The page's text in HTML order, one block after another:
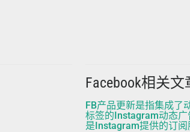
Facebook相关
FB产品更新是指集成了
标签的Instagram动态
是Instagram提供的订阅